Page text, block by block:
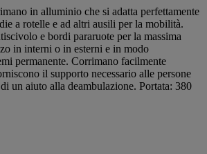
in alluminio che si adatta perfettamente
a rotelle e ad altri ausili per la mobilità.
e bordi pararuote per la massima
in interni o in esterni e in modo
permanente. Corrimano facilmente
il supporto necessario alle persone
un aiuto alla deambulazione. Portata: 380